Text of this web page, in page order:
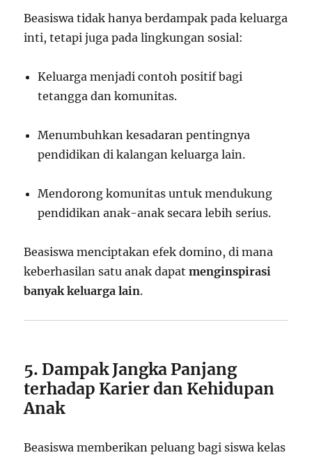
Beasiswa tidak hanya berdampak pada keluarga
inti, tetapi juga pada lingkungan sosial:
Keluarga menjadi contoh positif bagi
tetangga dan komunitas.
Menumbuhkan kesadaran pentingnya
pendidikan di kalangan keluarga lain.
Mendorong komunitas untuk mendukung
pendidikan anak-anak secara lebih serius.
Beasiswa menciptakan efek domino, di mana
keberhasilan satu anak dapatmenginspirasi
banyak keluarga lain.
5. Dampak Jangka Panjang
terhadap Karier dan Kehidupan
Anak
Beasiswa memberikan peluang bagi siswa kelas